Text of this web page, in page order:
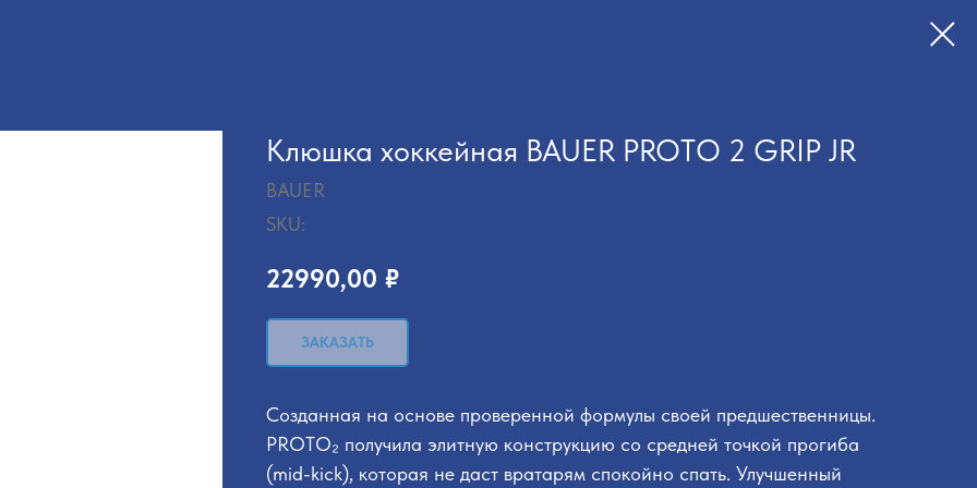
Клюшка хоккейная BAUER PROTO 2 GRIP JR
BAUER
SKU:
22990,00 ₽
ЗАКАЗАТЬ
Созданная на основе проверенной формулы своей предшественницы.
PROTO₂ получила элитную конструкцию со средней точкой прогиба
(mid-kick), которая не даст вратарям спокойно спать. Улучшенный